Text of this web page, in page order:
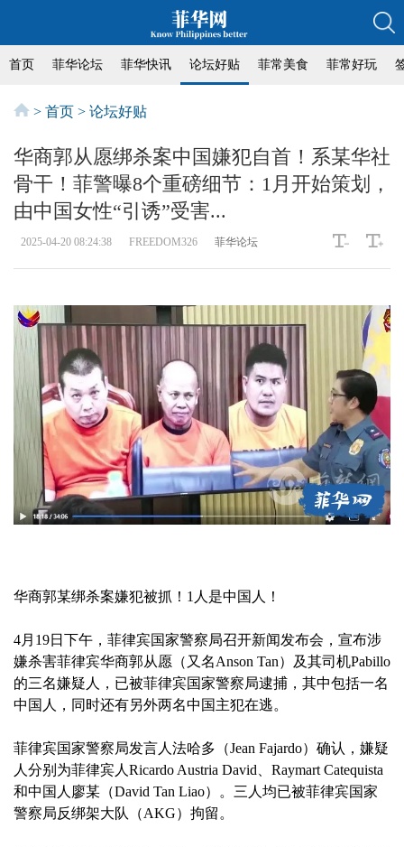
首页 菲华论坛 菲华快讯 论坛好贴 菲常美食 菲常好玩
> 首页 > 论坛好贴
华商郭从愿绑杀案中国嫌犯自首！系某华社
骨干！菲警曝8个重磅细节：1月开始策划，
由中国女性“引诱”受害...
2025-04-20 08:24:38 FREEDOM326 菲华论坛
华商郭某绑杀案嫌犯被抓！1人是中国人！
4月19日下午，菲律宾国家警察局召开新闻发布会，宣布涉
嫌杀害菲律宾华商郭从愿（又名Anson Tan）及其司机Pabillo
的三名嫌疑人，已被菲律宾国家警察局逮捕，其中包括一名
中国人，同时还有另外两名中国主犯在逃。
菲律宾国家警察局发言人法哈多（Jean Fajardo）确认，嫌疑
人分别为菲律宾人Ricardo Austria David、Raymart Catequista
和中国人廖某（David Tan Liao）。三人均已被菲律宾国家
警察局反绑架大队（AKG）拘留。